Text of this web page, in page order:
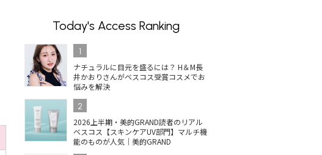
Today's Access Ranking
1
ナチュラルに目元を盛るには？ H＆M長
井かおりさんがベスコス受賞コスメでお
悩みを解決
2
2026上半期・美的GRAND読者のリアル
ベスコス【スキンケアUV部門】マルチ機
能のものが人気｜美的GRAND